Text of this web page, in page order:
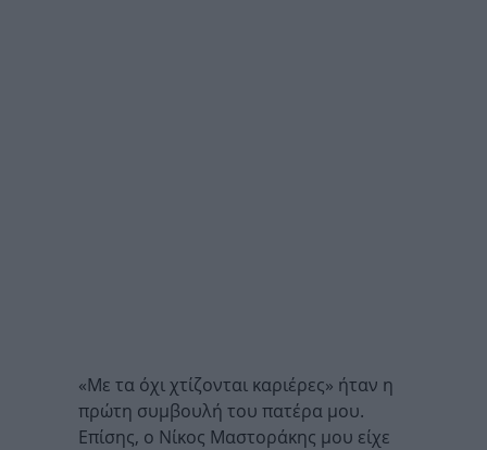
«Με τα όχι χτίζονται καριέρες» ήταν η
πρώτη συμβουλή του πατέρα μου.
Επίσης, ο Νίκος Μαστοράκης μου είχε